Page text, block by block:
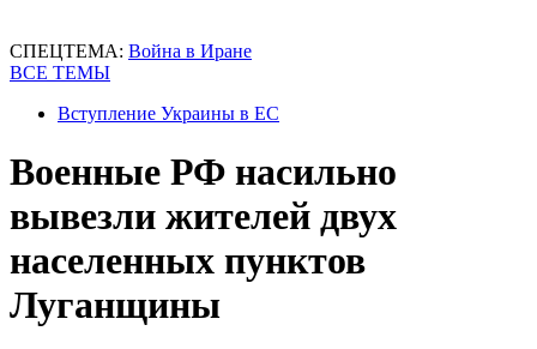
СПЕЦТЕМА: Война в Иране
ВСЕ ТЕМЫ
Вступление Украины в ЕС
Военные РФ насильно
вывезли жителей двух
населенных пунктов
Луганщины